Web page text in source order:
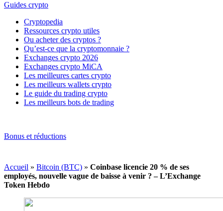
Guides crypto
Cryptopedia
Ressources crypto utiles
Ou acheter des cryptos ?
Qu’est-ce que la cryptomonnaie ?
Exchanges crypto 2026
Exchanges crypto MiCA
Les meilleures cartes crypto
Les meilleurs wallets crypto
Le guide du trading crypto
Les meilleurs bots de trading
Bonus et réductions
Accueil » Bitcoin (BTC) » Coinbase licencie 20 % de ses
employés, nouvelle vague de baisse à venir ? – L’Exchange
Token Hebdo